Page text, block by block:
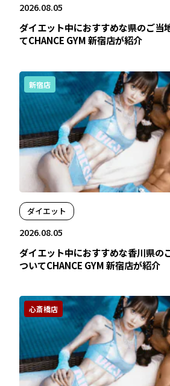
2026.08.05
ダイエット中におすすめな県のご当
てCHANCE GYM 新宿店が紹介
新宿店
ダイエット
2026.08.05
ダイエット中におすすめな香川県の
ついてCHANCE GYM 新宿店が紹介
心斎橋店